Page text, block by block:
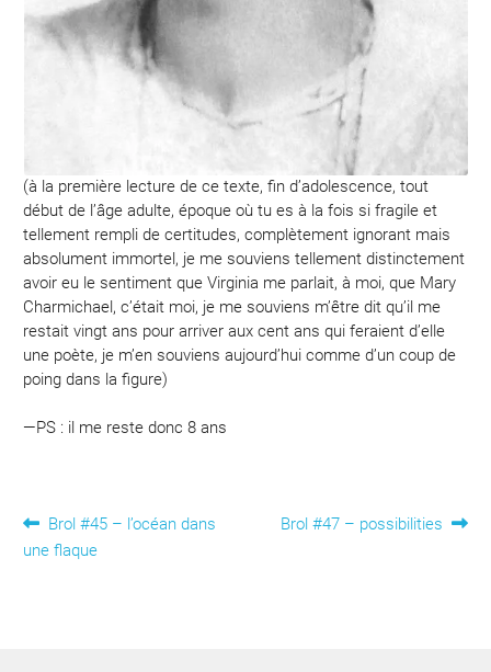
(à la première lecture de ce texte, fin d’adolescence, tout
début de l’âge adulte, époque où tu es à la fois si fragile et
tellement rempli de certitudes, complètement ignorant mais
absolument immortel, je me souviens tellement distinctement
avoir eu le sentiment que Virginia me parlait, à moi, que Mary
Charmichael, c’était moi, je me souviens m’être dit qu’il me
restait vingt ans pour arriver aux cent ans qui feraient d’elle
une poète, je m’en souviens aujourd’hui comme d’un coup de
poing dans la figure)
—PS : il me reste donc 8 ans
Navigation
Article
précédent :
Brol #45 – l’océan dans
une flaque
Article
Brol #47 – possibilities